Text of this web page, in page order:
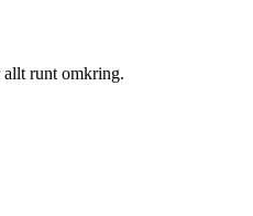
runt omkring.